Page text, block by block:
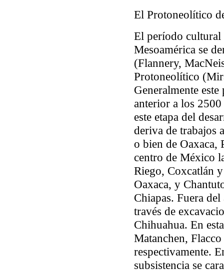
El Protoneolítico
El período cultural
Mesoamérica se
(Flannery,
Protoneolítico
Generalmente
anterior a los
este etapa del
deriva de trabajos
o bien de Oaxaca,
centro de México
Riego, Coxcatlán
Oaxaca, y
Chiapas. Fuera
través de
Chihuahua. En
Matanchen,
respectivamente.
subsistencia se